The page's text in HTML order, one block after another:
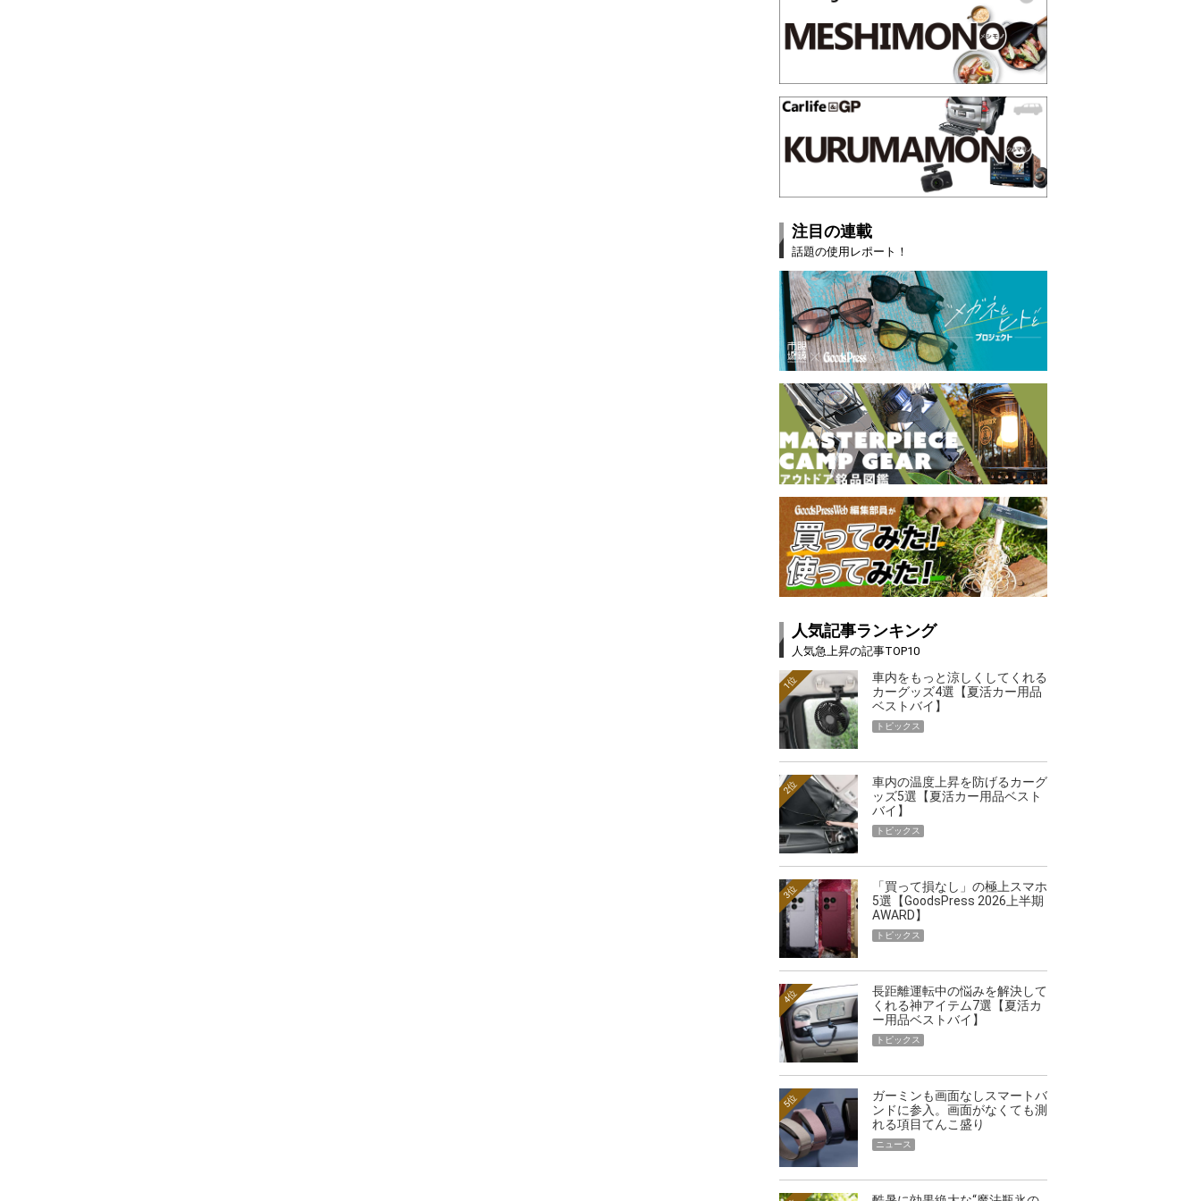
注目の連載
話題の使用レポート！
人気記事ランキング
人気急上昇の記事TOP10
車内をもっと涼しくしてくれる
カーグッズ4選【夏活カー用品
ベストバイ】
1位
トピックス
車内の温度上昇を防げるカーグ
ッズ5選【夏活カー用品ベスト
バイ】
2位
トピックス
「買って損なし」の極上スマホ
5選【GoodsPress 2026上半期
AWARD】
3位
トピックス
長距離運転中の悩みを解決して
くれる神アイテム7選【夏活カ
ー用品ベストバイ】
4位
トピックス
ガーミンも画面なしスマートバ
ンドに参入。画面がなくても測
れる項目てんこ盛り
5位
ニュース